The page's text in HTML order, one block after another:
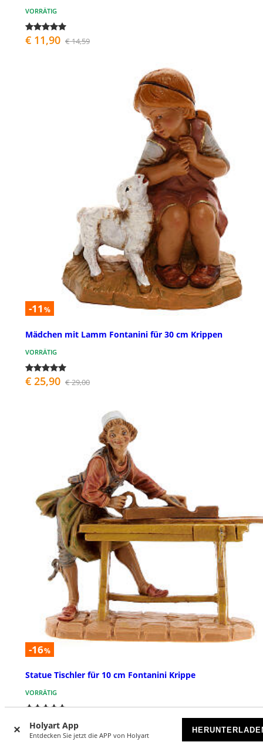
Holyart App
Entdecken Sie jetzt die APP von Holyart
VORRÄTIG
€ 11,90 € 14,59
-11 %
Mädchen mit Lamm Fontanini für 30 cm Krippen
VORRÄTIG
€ 25,90 € 29,00
-16%
Statue Tischler für 10 cm Fontanini Krippe
VORRÄTIG
€ 7,99 € 9,49